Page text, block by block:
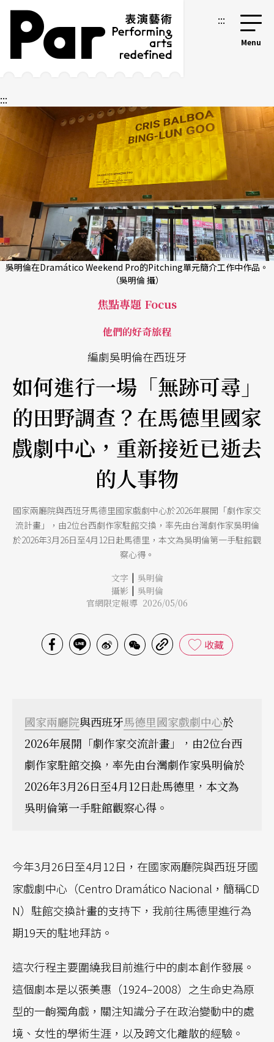
跳到主要內容區塊
網站導覽 :::
:::
吳明倫在Dramático Weekend Pro的Pitching單元簡介工作中作品。
（吳明倫 攝）
焦點專題 Focus
他們的好奇旅程
編劇吳明倫在西班牙
如何進行一場「無跡可尋」
的田野調查？在馬德里國家
戲劇中心，重新接近已逝去
的人事物
國家兩廳院與西班牙馬德里國家戲劇中心於2026年展開「劇作家交
流計畫」，由2位台西劇作家駐館交換，率先由台灣劇作家吳明倫
於2026年3月26日至4月12日赴馬德里，本文為吳明倫第一手駐館觀
察心得。
文字 | 吳明倫
攝影 | 吳明倫
官網限定報導 2026/05/06
收藏
國家兩廳院與西班牙馬德里國家戲劇中心於
2026年展開「劇作家交流計畫」，由2位台西
劇作家駐館交換，率先由台灣劇作家吳明倫於
2026年3月26日至4月12日赴馬德里，本文為
吳明倫第一手駐館觀察心得。
今年3月26日至4月12日，在國家兩廳院與西班牙國
家戲劇中心（Centro Dramático Nacional，簡稱CD
N）駐館交換計畫的支持下，我前往馬德里進行為
期19天的駐地拜訪。
這次行程主要圍繞我目前進行中的劇本創作發展。
這個劇本是以張美惠（1924–2008）之生命史為原
型的一齣獨角戲，關注知識分子在政治變動中的處
境、女性的學術生涯，以及跨文化離散的經驗。